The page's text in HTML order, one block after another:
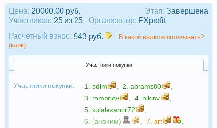
Этап: Завершена
Цена: 20000.00 руб.
Участников: 25 из 25 Организатор: FXprofit
Расчетный взнос: 943 руб.
В какой валюте оплачивать?
(клик)
Участники покупки
Участники покупки: 1. bdim 2. abrams80
3. romariov 4. nikinv
5. kulalexandr72
6. (аноним)
7. art